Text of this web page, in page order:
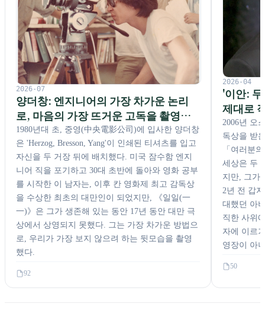
2026-07
양더창: 엔지니어의 가장 차가운 논리
로, 마음의 가장 뜨거운 고독을 촬영하
다
1980년대 초, 중영(中央電影公司)에 입사한 양더창
은 'Herzog, Bresson, Yang'이 인쇄된 티셔츠를 입고
자신을 두 거장 뒤에 배치했다. 미국 잠수함 엔지
니어 직을 포기하고 30대 초반에 돌아와 영화 공부
를 시작한 이 남자는, 이후 칸 영화제 최고 감독상
을 수상한 최초의 대만인이 되었지만, 《일일(一
一)》은 그가 생존해 있는 동안 17년 동안 대만 극
상에서 상영되지 못했다. 그는 가장 차가운 방법으
로, 우리가 가장 보지 않으려 하는 뒷모습을 촬영
했다.
92
2026-04
'이안:
제대로
2006년 오
독상을 받
「여러분
세상은 두
지만, 그가
2년 전 갑
대했던 아
직한 사위
자에 이르
영장이 아
50